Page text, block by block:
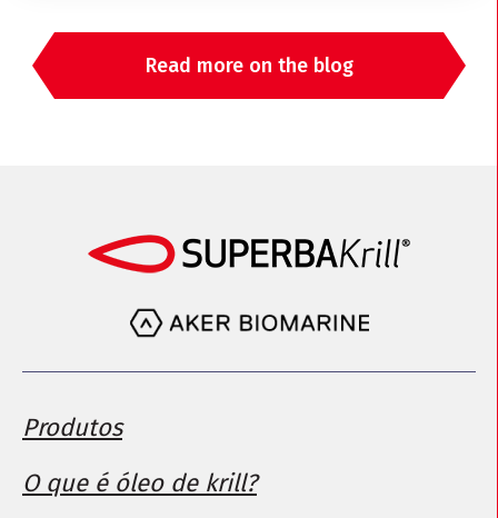
Read more on the blog
Produtos
O que é óleo de krill?